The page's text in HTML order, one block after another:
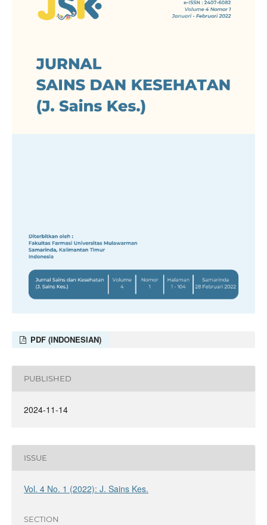
PDF (INDONESIAN)
PUBLISHED
2024-11-14
ISSUE
Vol. 4 No. 1 (2022): J. Sains Kes.
SECTION